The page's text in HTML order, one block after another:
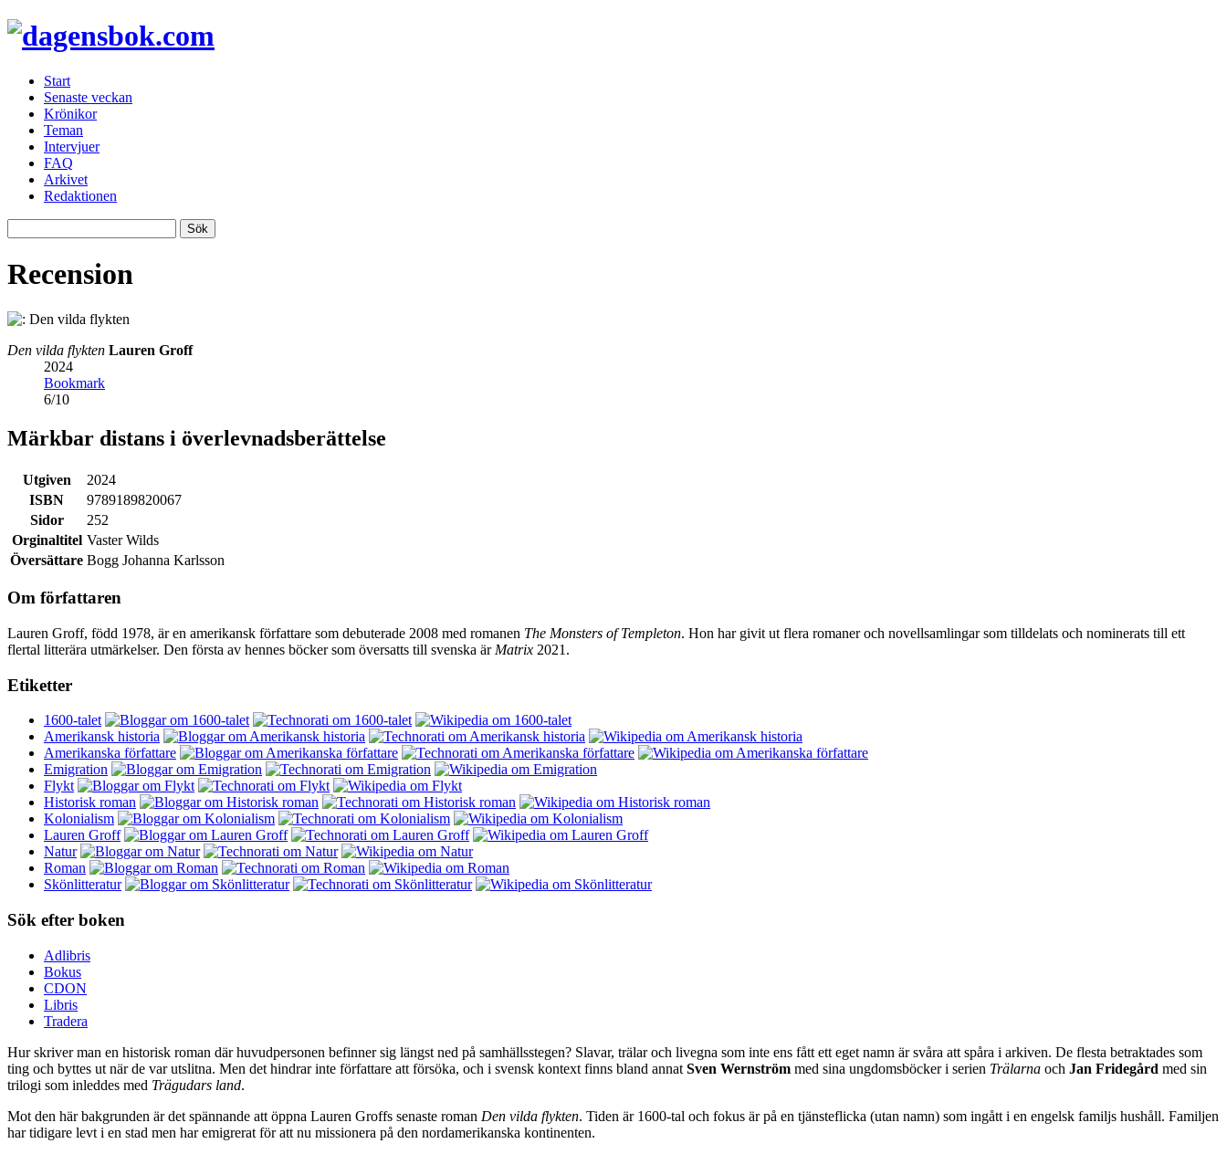
Start
Senaste veckan
Krönikor
Teman
Intervjuer
FAQ
Arkivet
Redaktionen
Recension
Den vilda flykten Lauren Groff
2024
Bookmark
6/10
Märkbar distans i överlevnadsberättelse
Utgiven
2024
ISBN
9789189820067
Sidor
252
Orginaltitel Vaster Wilds
Översättare Bogg Johanna Karlsson
Om författaren
Lauren Groff, född 1978, är en amerikansk författare som debuterade 2008 med romanen The Monsters of Templeton. Hon har givit ut flera romaner och novellsamlingar som tilldelats och nominerats till ett
flertal litterära utmärkelser. Den första av hennes böcker som översatts till svenska är Matrix 2021.
Etiketter
1600-talet
Amerikansk historia
Amerikanska författare
Emigration
Flykt
Historisk roman
Kolonialism
Lauren Groff
Natur
Roman
Skönlitteratur
Sök efter boken
Adlibris
Bokus
CDON
Libris
Tradera
Hur skriver man en historisk roman där huvudpersonen befinner sig längst ned på samhällsstegen? Slavar, trälar och livegna som inte ens fått ett eget namn är svåra att spåra i arkiven. De flesta betraktades som
ting och byttes ut när de var utslitna. Men det hindrar inte författare att försöka, och i svensk kontext finns bland annat Sven Wernström med sina ungdomsböcker i serien Trälarna och Jan Fridegård med sin
trilogi som inleddes med Trägudars land.
Mot den här bakgrunden är det spännande att öppna Lauren Groffs senaste roman Den vilda flykten. Tiden är 1600-tal och fokus är på en tjänsteflicka (utan namn) som ingått i en engelsk familjs hushåll. Familjen
har tidigare levt i en stad men har emigrerat för att nu missionera på den nordamerikanska kontinenten.